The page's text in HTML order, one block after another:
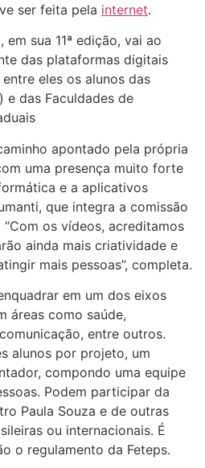
ser feita pela internet.
sua 11ª edição, vai ao
das plataformas digitais
eles os alunos das
e das Faculdades de
apontado pela própria
uma presença muito forte
e a aplicativos
que integra a comissão
os vídeos, acreditamos
ainda mais criatividade e
mais pessoas”, completa.
em um dos eixos
áreas como saúde,
entre outros.
alunos por projeto, um
compondo uma equipe
Podem participar da
Paula Souza e de outras
ou internacionais. É
o regulamento da Feteps.